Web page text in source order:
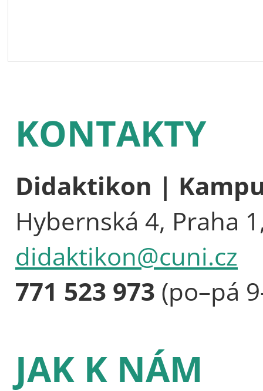
KONTAKTY
Didaktikon |
Hybernská 4, Praha
didaktikon@cuni.cz
771 523 973 (po–pá
JAK K NÁM